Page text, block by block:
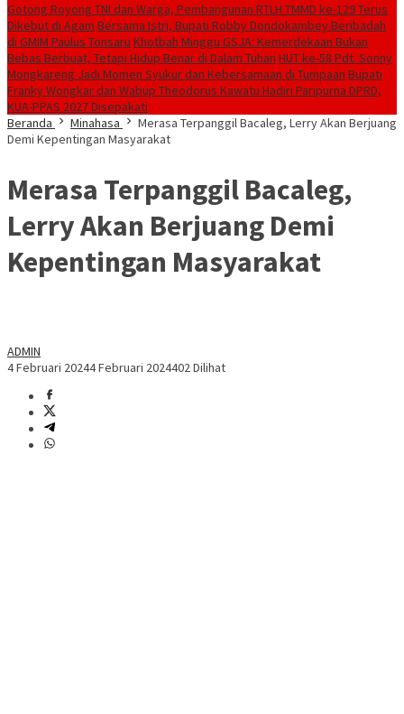
Gotong Royong TNI dan Warga, Pembangunan RTLH TMMD ke-129 Terus
Dikebut di Agam Bersama Istri, Bupati Robby Dondokambey Beribadah
di GMIM Paulus Tonsaru Khotbah Minggu GSJA: Kemerdekaan Bukan
Bebas Berbuat, Tetapi Hidup Benar di Dalam Tuhan HUT ke-58 Pdt. Sonny
Mongkareng Jadi Momen Syukur dan Kebersamaan di Tumpaan Bupati
Franky Wongkar dan Wabup Theodorus Kawatu Hadiri Paripurna DPRD,
KUA-PPAS 2027 Disepakati
Beranda
Minahasa
Merasa Terpanggil Bacaleg, Lerry Akan Berjuang
Demi Kepentingan Masyarakat
Merasa Terpanggil Bacaleg,
Lerry Akan Berjuang Demi
Kepentingan Masyarakat
ADMIN
4 Februari 20244 Februari 2024402 Dilihat